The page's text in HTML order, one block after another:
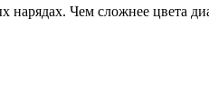
Чем сложнее цвета